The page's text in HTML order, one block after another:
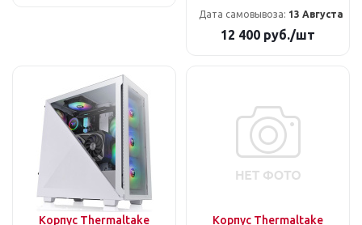
Дата самовывоза: 13 Августа
12 400 руб./шт
Корпус Thermaltake
Корпус Thermaltake